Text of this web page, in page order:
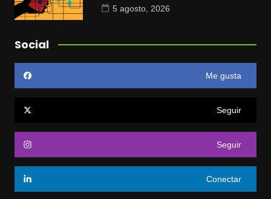
5 agosto, 2026
Social
Me gusta
Seguir
Seguir
Conectar